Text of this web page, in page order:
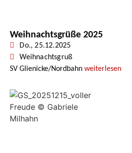
Weihnachtsgrüße 2025
Do., 25.12.2025
Weihnachtsgruß
SV Glienicke/Nordbahn weiterlesen